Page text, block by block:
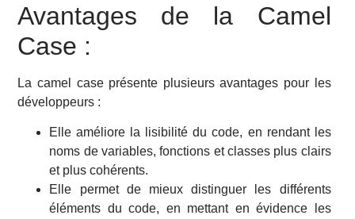
Avantages de la Camel
Case :
La camel case présente plusieurs avantages pour les
développeurs :
Elle améliore la lisibilité du code, en rendant les
noms de variables, fonctions et classes plus clairs
et plus cohérents.
Elle permet de mieux distinguer les différents
éléments du code, en mettant en évidence les